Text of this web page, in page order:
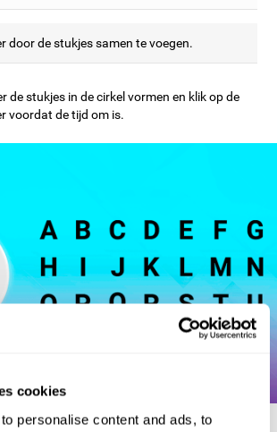
cookies
personalise content and ads, to
door de stukjes samen te voegen.
de stukjes in de cirkel vormen en klik op de
voordat de tijd om is.